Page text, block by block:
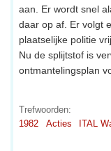
aan. Er wordt snel
daar op af. Er volgt
plaatselijke politie
Nu de splijtstof is
ontmantelingsplan
Trefwoorden:
1982
Acties ITAL